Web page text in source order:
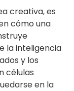
creativa, es
cómo una
la inteligencia
y los
células
en la